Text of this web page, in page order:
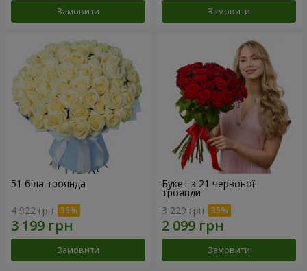
Замовити Замовити
51 біла троянда
4 922 грн
Замовити
Букет з 21 червоної
троянди
3 229 грн
Замовити